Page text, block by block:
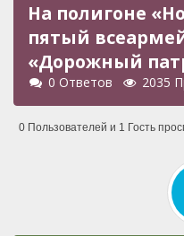
На полигоне
пятый
«Дорожный
0 Ответов 2035
0 Пользователей и 1 Гость